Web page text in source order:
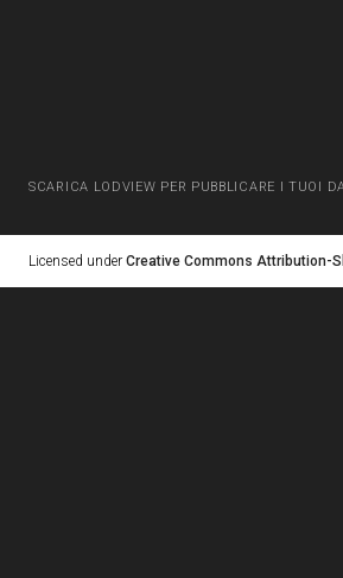
SCARICA LODVIEW PER PUBBLICARE I TUOI
Licensed under Creative Commons Attribution-